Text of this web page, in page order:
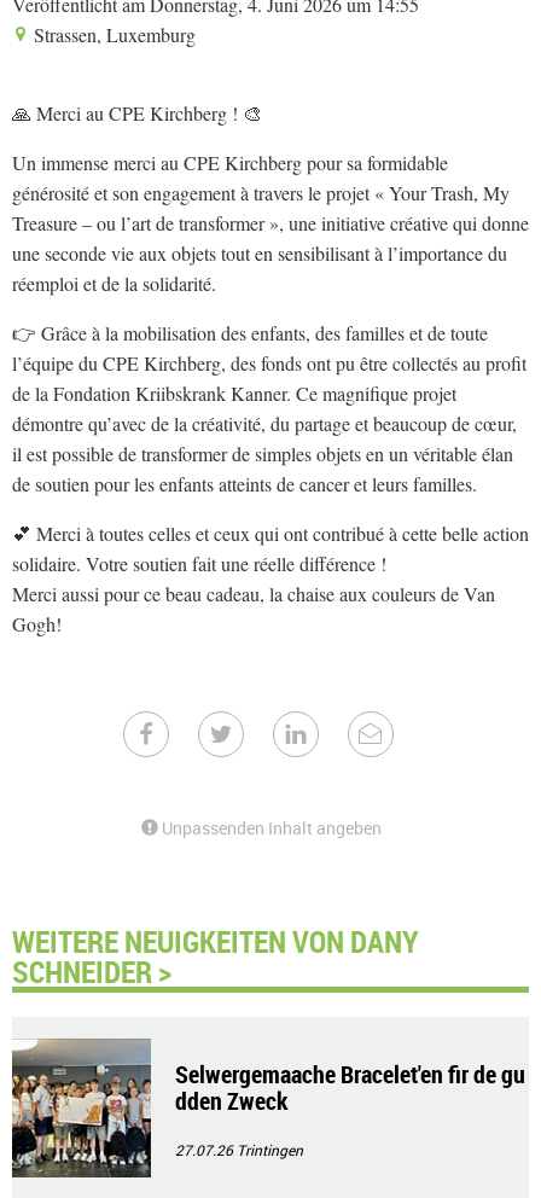
Strassen, Luxemburg
🙏 Merci au CPE Kirchberg ! 🎨
Un immense merci au CPE Kirchberg pour sa formidable
générosité et son engagement à travers le projet « Your Trash, My
Treasure – ou l’art de transformer », une initiative créative qui donne
une seconde vie aux objets tout en sensibilisant à l’importance du
réemploi et de la solidarité.
👉 Grâce à la mobilisation des enfants, des familles et de toute
l’équipe du CPE Kirchberg, des fonds ont pu être collectés au profit
de la Fondation Kriibskrank Kanner. Ce magnifique projet
démontre qu’avec de la créativité, du partage et beaucoup de cœur,
il est possible de transformer de simples objets en un véritable élan
de soutien pour les enfants atteints de cancer et leurs familles.
💕 Merci à toutes celles et ceux qui ont contribué à cette belle action
solidaire. Votre soutien fait une réelle différence !
Merci aussi pour ce beau cadeau, la chaise aux couleurs de Van
Gogh!
Unpassenden Inhalt angeben
WEITERE NEUIGKEITEN VON DANY
SCHNEIDER >
Selwergemaache Bracelet'en fir de gu
dden Zweck
27.07.26 Trintingen